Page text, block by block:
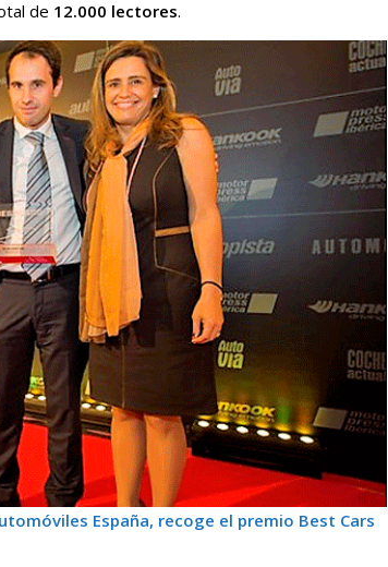
de 12.000 lectores.
España, recoge el premio Best Cars